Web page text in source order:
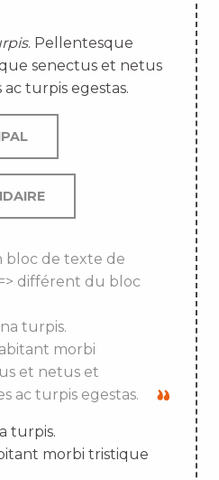
. Pellentesque
senectus et netus
turpis egestas.
bloc de texte de
différent du bloc
turpis.
morbi
et netus et
ac turpis egestas.
turpis.
morbi tristique